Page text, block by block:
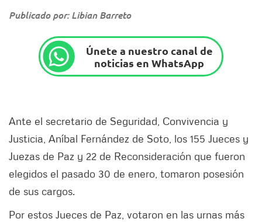
Publicado por: Libian Barreto
Únete a nuestro canal de
noticias en WhatsApp
Ante el secretario de Seguridad, Convivencia y
Justicia, Aníbal Fernández de Soto, los 155 Jueces y
Juezas de Paz y 22 de Reconsideración que fueron
elegidos el pasado 30 de enero, tomaron posesión
de sus cargos.
Por estos Jueces de Paz, votaron en las urnas más